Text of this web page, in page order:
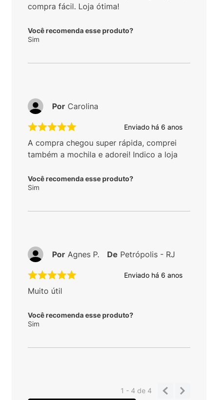
compra fácil. Loja ótima!
Você recomenda esse produto?
Sim
Enviado há 6 anos
A compra chegou super rápida, comprei
também a mochila e adorei! Indico a loja
Você recomenda esse produto?
Sim
Por Carolina
Enviado há 6 anos
Muito útil
Você recomenda esse produto?
Sim
Por Agnes P. De Petrópolis - RJ
1 - 4de 4